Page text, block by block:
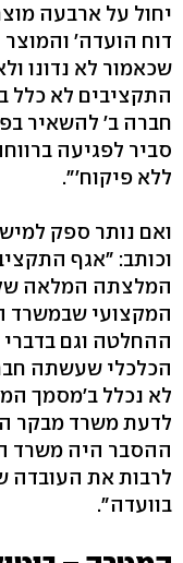
יחול על ארבעה
דוח הועדה'
שכאמור לא נדונו
התקציבים לא
סביר לפגיעה
ללא פיקוח'".
ואם נותר ספק
וכותב: "אגף
המלצתה המלאה של
המקצועי שבמשרד
ההחלטה וגם
הכלכלי שעשתה
לא נכלל ב'מסמך
לדעת משרד מבקר
ההסבר היה משרד
לרבות את העובדה
בוועדה".